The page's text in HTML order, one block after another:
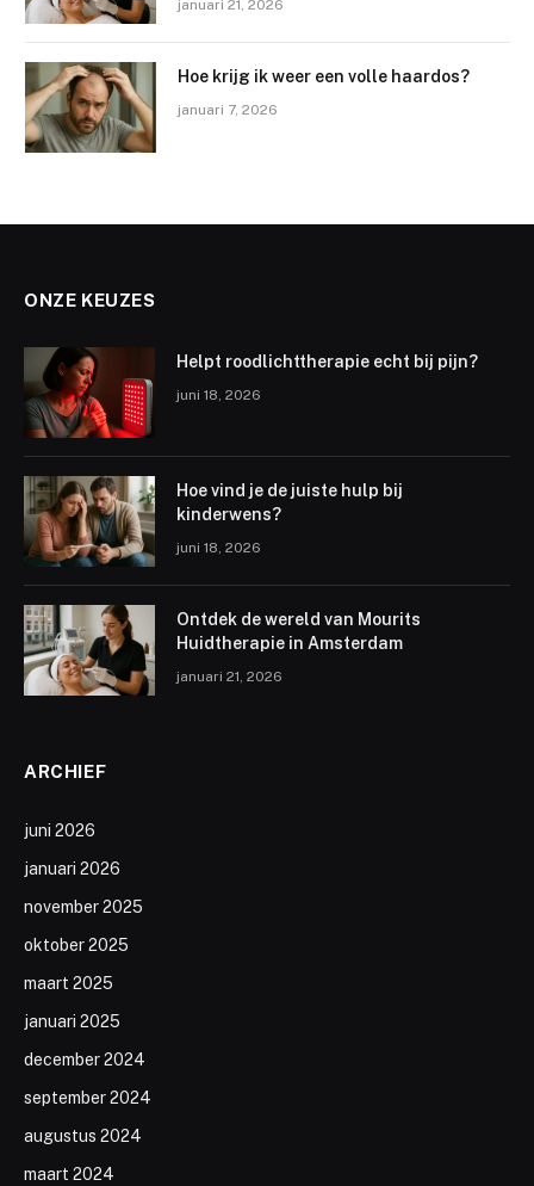
januari 21, 2026
Hoe krijg ik weer een volle haardos?
januari 7, 2026
ONZE KEUZES
Helpt roodlichttherapie echt bij pijn?
juni 18, 2026
Hoe vind je de juiste hulp bij
kinderwens?
juni 18, 2026
Ontdek de wereld van Mourits
Huidtherapie in Amsterdam
januari 21, 2026
ARCHIEF
juni 2026
januari 2026
november 2025
oktober 2025
maart 2025
januari 2025
december 2024
september 2024
augustus 2024
maart 2024